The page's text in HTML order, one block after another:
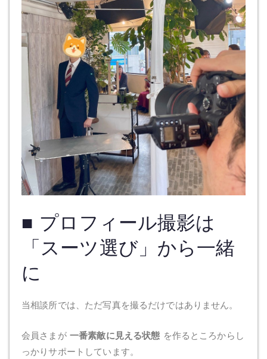
■ プロフィール撮影は
「スーツ選び」から一緒
に
当相談所では、ただ写真を撮るだけではありません。
会員さまが 一番素敵に見える状態 を作るところからし
っかりサポートしています。